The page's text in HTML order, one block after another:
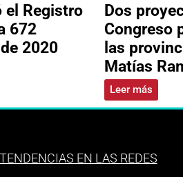
el Registro
672
2020
Dos
Congreso
las
Matías
Leer más
TENDENCIAS EN LAS REDES